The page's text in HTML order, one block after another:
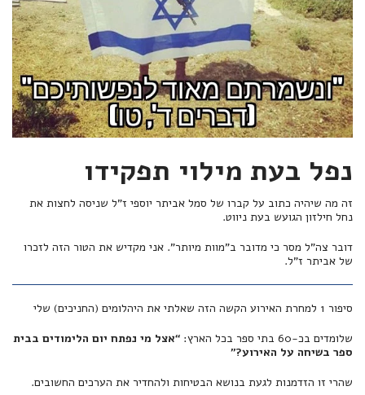
נפל בעת מילוי תפקידו
זה מה שיהיה כתוב על קברו של סמל אביתר יוספי ז”ל שניסה לחצות את
נחל חילזון הגועש בעת ניווט.
דובר צה”ל מסר כי מדובר ב”מוות מיותר”. אני מקדיש את הטור הזה לזכרו
של אביתר ז”ל.
סיפור 1 למחרת האירוע הקשה הזה שאלתי את היהלומים (החניכים) שלי
שלומדים בכ-60 בתי ספר בכל הארץ:
“אצל מי נפתח יום הלימודים בבית
ספר בשיחה על האירוע?”
שהרי זו הזדמנות לגעת בנושא הבטיחות ולהחדיר את הערכים החשובים.